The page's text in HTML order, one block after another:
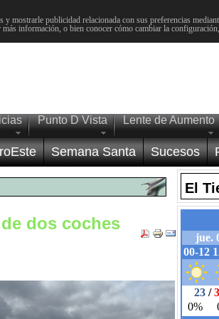
mostrarle publicidad relacionada con sus preferencias
información, o bien conocer cómo cambiar la
Punto D Vista Lente de Aumento
Semana Santa Sucesos
dos coches
El